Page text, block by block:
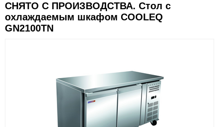
СНЯТО С ПРОИЗВОДСТВА. Стол с
охлаждаемым шкафом COOLEQ
GN2100TN